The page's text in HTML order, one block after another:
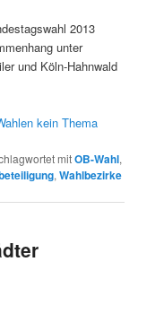
2013
unter
und Köln-Hahnwald
kein Thema
mitOB-Wahl,
,Wahlbezirke